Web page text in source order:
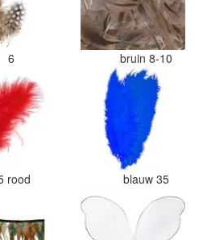
6 bruin 8-10
rood blauw 35